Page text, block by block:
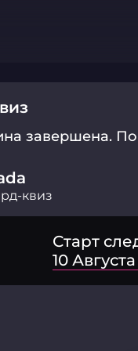
завершена.
квиз
Старт
10